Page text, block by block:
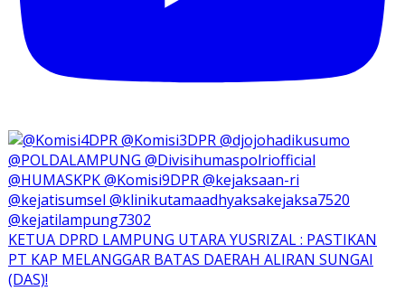
KETUA DPRD LAMPUNG UTARA YUSRIZAL : PASTIKAN
PT KAP MELANGGAR BATAS DAERAH ALIRAN SUNGAI
(DAS)!